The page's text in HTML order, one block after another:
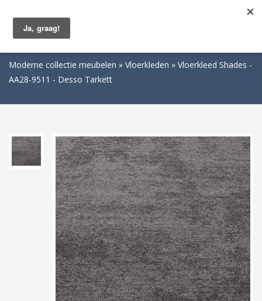
Moderne collectie meubelen Vloerkleden
Vloerkleed Shades -
AA28-9511 - Desso Tarkett